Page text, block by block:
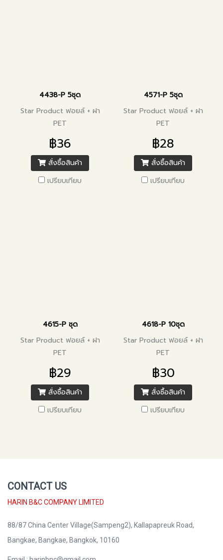
4438-P 5ชุด
Star Product ฟอยล์ + ฝา
PET
฿36
สั่งซื้อสินค้า
เปรียบเทียบ
4571-P 5ชุด
Star Product ฟอยล์ + ฝา
PET
฿28
สั่งซื้อสินค้า
เปรียบเทียบ
4615-P ชุด
Star Product ฟอยล์ + ฝา
PET
฿29
สั่งซื้อสินค้า
เปรียบเทียบ
4618-P 10ชุด
Star Product ฟอยล์ + ฝา
PET
฿30
สั่งซื้อสินค้า
เปรียบเทียบ
CONTACT US
HARIN B&C COMPANY LIMITED
88/87 China Center Village(Sampeng2), Kallapapreuk Road,
Bangkae, Bangkae, Bangkok, 10160